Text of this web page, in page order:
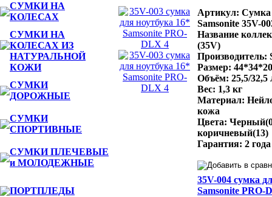
СУМКИ НА
КОЛЕСАХ
СУМКИ НА
КОЛЕСАХ ИЗ
НАТУРАЛЬНОЙ
КОЖИ
СУМКИ
ДОРОЖНЫЕ
СУМКИ
СПОРТИВНЫЕ
СУМКИ ПЛЕЧЕВЫЕ
и МОЛОДЕЖНЫЕ
ПОРТПЛЕДЫ
Артикул: Сумка
Samsonite 35V-
Название
(35V)
Производитель:
Размер:
Объём: 25,5/32,5
Вес: 1,3 кг
Материал:
кожа
Цвета:
коричневый(13)
Гарантия: 2 года
35V-004 сумка
Samsonite PRO-